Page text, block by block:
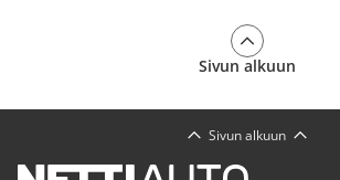
Sivun alkuun
Sivun alkuun